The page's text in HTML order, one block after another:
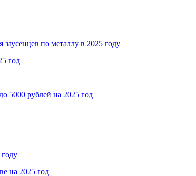
по металлу в 2025 году
год
5000 рублей на 2025 год
на 2025 год